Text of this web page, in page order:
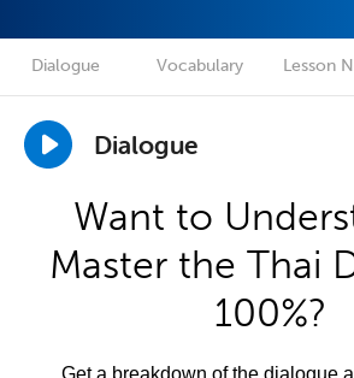
Dialogue Vocabulary Lesson
Dialogue
Want to
Master the Thai
100%?
Get a breakdown of the dialogue